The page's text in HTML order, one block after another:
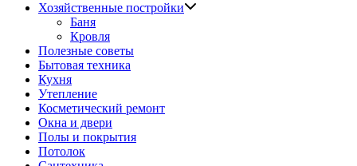
Хозяйственные постройки
Баня
Кровля
Полезные советы
Бытовая техника
Кухня
Утепление
Косметический ремонт
Окна и двери
Полы и покрытия
Потолок